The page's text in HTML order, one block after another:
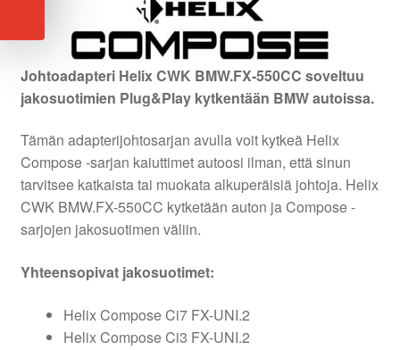
Johtoadapteri Helix CWK BMW.FX-550CC soveltuu
jakosuotimien Plug&Play kytkentään BMW autoissa.
Tämän adapterijohtosarjan avulla voit kytkeä Helix
Compose -sarjan kaiuttimet autoosi ilman, että sinun
tarvitsee katkaista tai muokata alkuperäisiä johtoja. Helix
CWK BMW.FX-550CC kytketään auton ja Compose -
sarjojen jakosuotimen väliin.
Yhteensopivat jakosuotimet:
Helix Compose Ci7 FX-UNI.2
Helix Compose Ci3 FX-UNI.2